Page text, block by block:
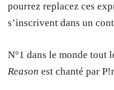
pourrez replacez ces
s’inscrivent dans un
N°1 dans le monde tout
Reason est chanté par